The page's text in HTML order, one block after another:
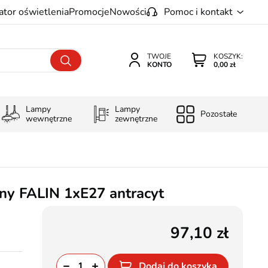
oświetleniaPromocjeNowości Pomoc i kontakt
KOSZYK:
0,00 zł
TWOJE
KONTO
Lampy
wewnętrzne
Lampy
zewnętrzne
Pozostałe
FALIN 1xE27 antracyt
97,10